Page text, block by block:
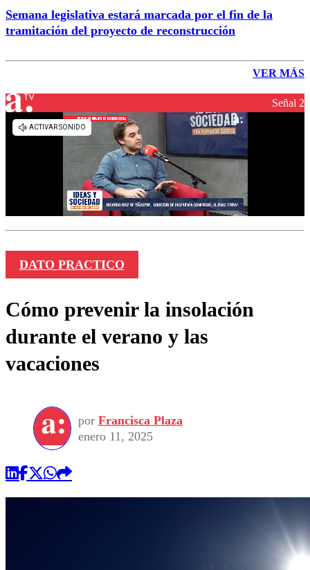
Semana legislativa estará marcada por el fin de la
tramitación del proyecto de reconstrucción
VER MÁS
Señal 2
DATO PRACTICO
Cómo prevenir la insolación
durante el verano y las
vacaciones
por Francisca Plaza
enero 11, 2025